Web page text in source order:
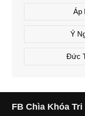
Áp
Ý
Đức
FB Chìa Khóa